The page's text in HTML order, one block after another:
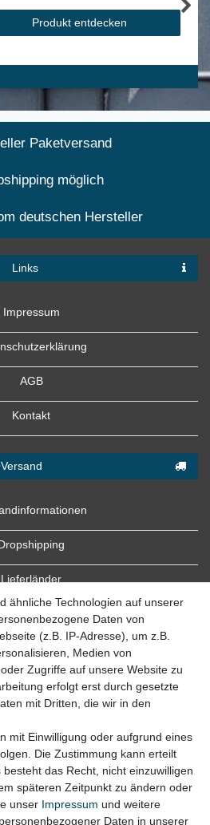
Produkt entdecken
Paketversand
möglich
deutschen Hersteller
Links
Impressum
AGB
Kontakt
Versand
Lieferländer
Zahlung
ähnliche Technologien auf unserer
Daten von
(z.B. IP-Adresse), um z.B.
Medien von
Zugriffe auf unsere Website zu
erfolgt erst durch gesetzte
mit Dritten, die wir in den
mit Einwilligung oder aufgrund eines
Die Zustimmung kann erteilt
das Recht, nicht einzuwilligen
späteren Zeitpunkt zu ändern oder
unser Impressum und weitere
Daten in unserer